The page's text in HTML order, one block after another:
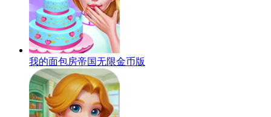
我的面包房帝国无限金币版